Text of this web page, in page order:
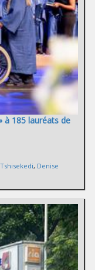
à 185 lauréats de
, Denise